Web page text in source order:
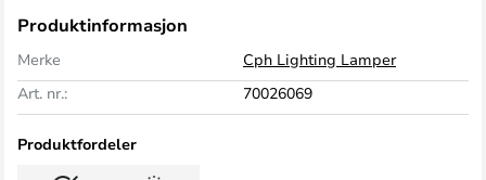
Produktinformasjon
Merke
Cph Lighting Lamper
Art. nr.:
70026069
Produktfordeler